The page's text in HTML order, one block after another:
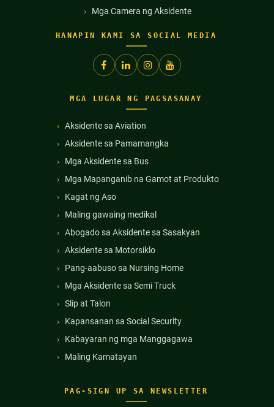
Mga Camera ng Aksidente
HANAPIN KAMI SA SOCIAL MEDIA
PAG-SIGN UP SA NEWSLETTER
MGA LUGAR NG PAGSASANAY
Aksidente sa Aviation
Aksidente sa Pamamangka
Mga Aksidente sa Bus
Mga Mapanganib na Gamot at Produkto
Kagat ng Aso
Maling gawaing medikal
Abogado sa Aksidente sa Sasakyan
Aksidente sa Motorsiklo
Pang-aabuso sa Nursing Home
Mga Aksidente sa Semi Truck
Slip at Talon
Kapansanan sa Social Security
Kabayaran ng mga Manggagawa
Maling Kamatayan